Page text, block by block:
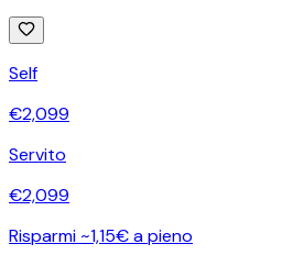
Self
€2,099
Servito
€2,099
Risparmi ~1,15€ a pieno